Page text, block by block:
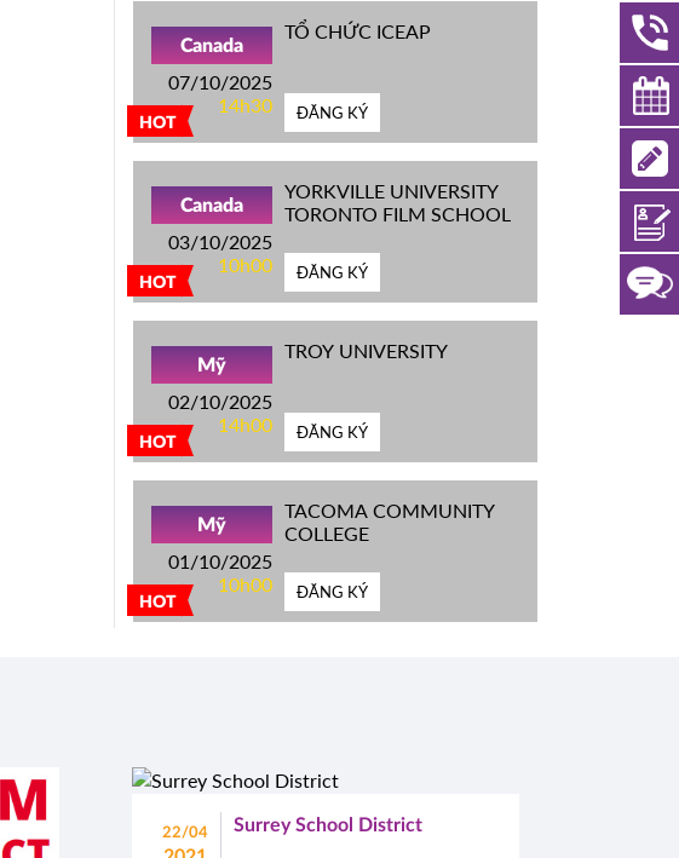
HOT
Canada
07/10/2025
14h30
TỔ CHỨC ICEAP
ĐĂNG KÝ
HOT
Canada
03/10/2025
10h00
YORKVILLE UNIVERSITY
TORONTO FILM SCHOOL
ĐĂNG KÝ
HOT
Mỹ
02/10/2025
14h00
TROY UNIVERSITY
ĐĂNG KÝ
HOT
Mỹ
01/10/2025
10h00
TACOMA COMMUNITY
COLLEGE
ĐĂNG KÝ
22/04 Surrey School District